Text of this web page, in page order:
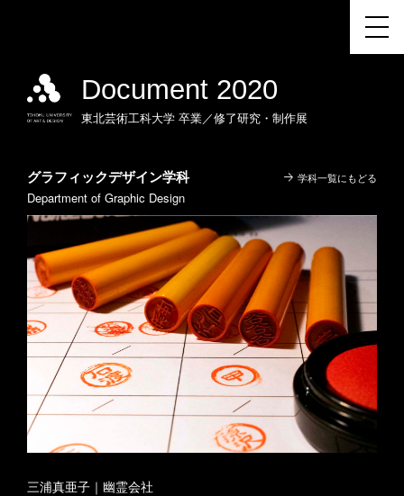
Document 2020
東北芸術工科大学 卒業／修了研究・制作展
学科一覧にもどる
グラフィックデザイン学科
Department of Graphic Design
三浦真亜子｜幽霊会社